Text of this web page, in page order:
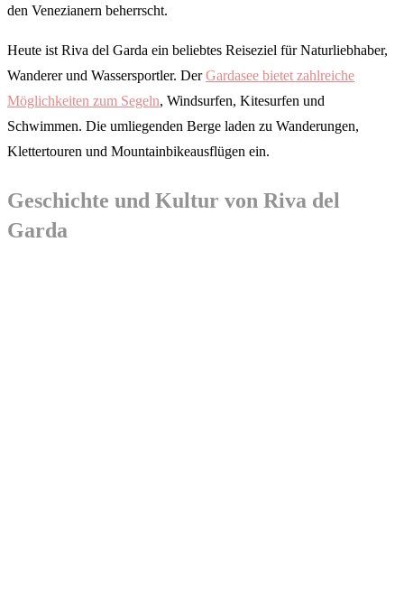
den Venezianern beherrscht.
Heute ist Riva del Garda ein beliebtes Reiseziel für Naturliebhaber,
Wanderer und Wassersportler. DerGardasee bietet zahlreiche
Möglichkeiten zum Segeln, Windsurfen, Kitesurfen und
Schwimmen. Die umliegenden Berge laden zu Wanderungen,
Klettertouren und Mountainbikeausflügen ein.
Geschichte und Kultur von Riva del
Garda